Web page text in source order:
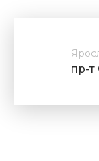
пр-т